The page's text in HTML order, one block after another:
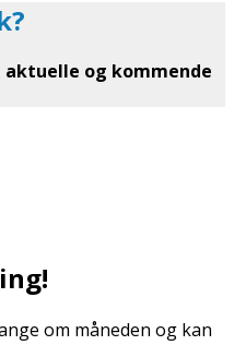
og kommende
om måneden og kan